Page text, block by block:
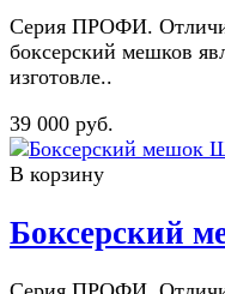
Серия ПРОФИ.
боксерский мешков
изготовле..
39 000 руб.
В корзину
Боксерский